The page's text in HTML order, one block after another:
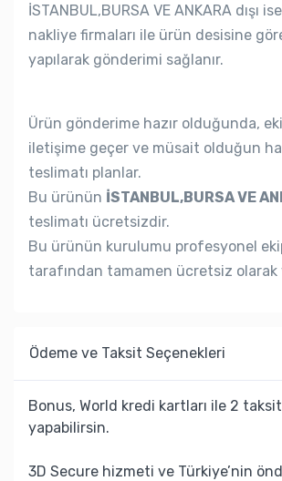
İSTANBUL,BURSA VE ANKARA dışı
nakliye firmaları ile ürün desisine
yapılarak gönderimi sağlanır.
Ürün gönderime hazır olduğunda,
iletişime geçer ve müsait olduğun
teslimatı planlar.
Bu ürünün İSTANBUL,BURSA VE
teslimatı ücretsizdir.
Bu ürünün kurulumu profesyonel
tarafından tamamen ücretsiz olarak
Ödeme ve Taksit Seçenekleri
Bonus, World kredi kartları ile 2
yapabilirsin.
3D Secure hizmeti ve Türkiye’nin